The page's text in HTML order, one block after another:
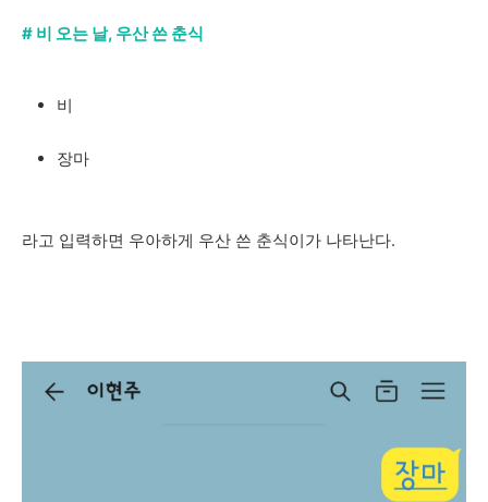
# 비 오는 날, 우산 쓴 춘식
비
장마
라고 입력하면 우아하게 우산 쓴 춘식이가 나타난다.